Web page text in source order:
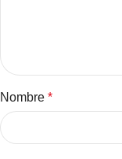
Nombre *